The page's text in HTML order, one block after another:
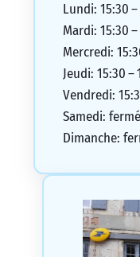
Lundi: 15:30 –
Mardi: 15:30 –
Mercredi:
Jeudi: 15:30 –
Vendredi:
Samedi: fermé
Dimanche: